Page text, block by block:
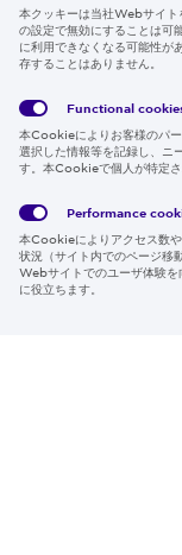
Global
Policy
本クッキーは当社Webサイト
の設定で無効にすることは可
に利用できなくなる可能性が
存することはありません。
Functional
本Cookieによりお客様のパ
選択した情報等を記録し、ニ
す。本Cookieで個人が特定さ
Performance
本Cookieによりアクセス数
状況（サイト内でのページ移
Webサイトでのユーザ体験
に役立ちます。